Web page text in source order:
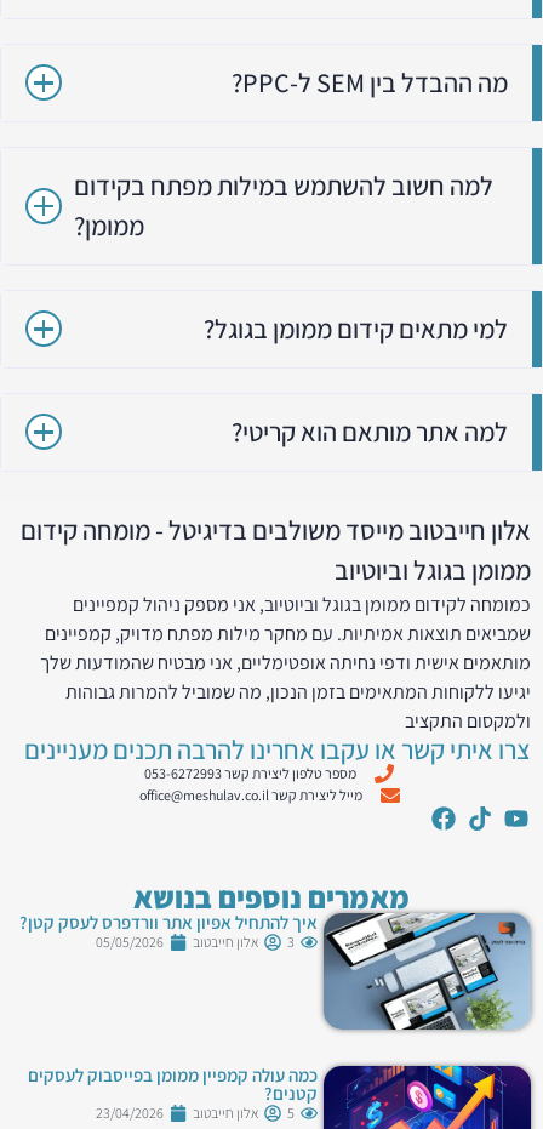
מה ההבדל בין SEM ל-PPC?
למה חשוב להשתמש במילות מפתח בקידום
ממומן?
למי מתאים קידום ממומן בגוגל?
למה אתר מותאם הוא קריטי?
אלון חייבטוב מייסד משולבים בדיגיטל - מומחה קידום
ממומן בגוגל וביוטיוב
כמומחה לקידום ממומן בגוגל וביוטיוב, אני מספק ניהול קמפיינים
שמביאים תוצאות אמיתיות. עם מחקר מילות מפתח מדויק, קמפיינים
מותאמים אישית ודפי נחיתה אופטימליים, אני מבטיח שהמודעות שלך
יגיעו ללקוחות המתאימים בזמן הנכון, מה שמוביל להמרות גבוהות
ולמקסום התקציב
צרו איתי קשר או עקבו אחרינו להרבה תכנים מעניינים
מספר טלפון ליצירת קשר 053-6272993
מייל ליצירת קשר office@meshulav.co.il
מאמרים נוספים בנושא
איך להתחיל אפיון אתר וורדפרס לעסק קטן?
3 אלון חייבטוב 05/05/2026
כמה עולה קמפיין ממומן בפייסבוק לעסקים
קטנים?
5 אלון חייבטוב 23/04/2026